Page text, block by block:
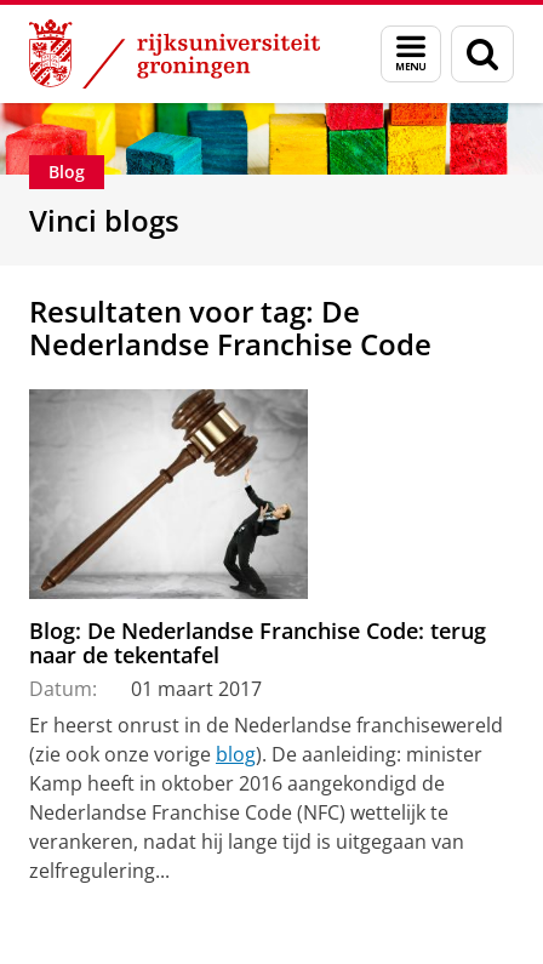
Skip
Content
Skip
Navigation
Menu
en
zoeken
Department of Innovation Management &
Blog
Vinci blogs
Resultaten voor tag: De
Nederlandse Franchise Code
Blog: De Nederlandse Franchise Code: terug
naar de tekentafel
Datum:
01 maart 2017
Er heerst onrust in de Nederlandse franchisewereld
(zie ook onze vorige blog). De aanleiding: minister
Kamp heeft in oktober 2016 aangekondigd de
Nederlandse Franchise Code (NFC) wettelijk te
verankeren, nadat hij lange tijd is uitgegaan van
zelfregulering...